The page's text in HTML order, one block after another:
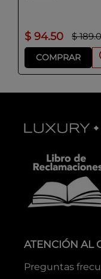
$ 94.50 $ 189.
COMPRAR
ATENCIÓN AL
Preguntas